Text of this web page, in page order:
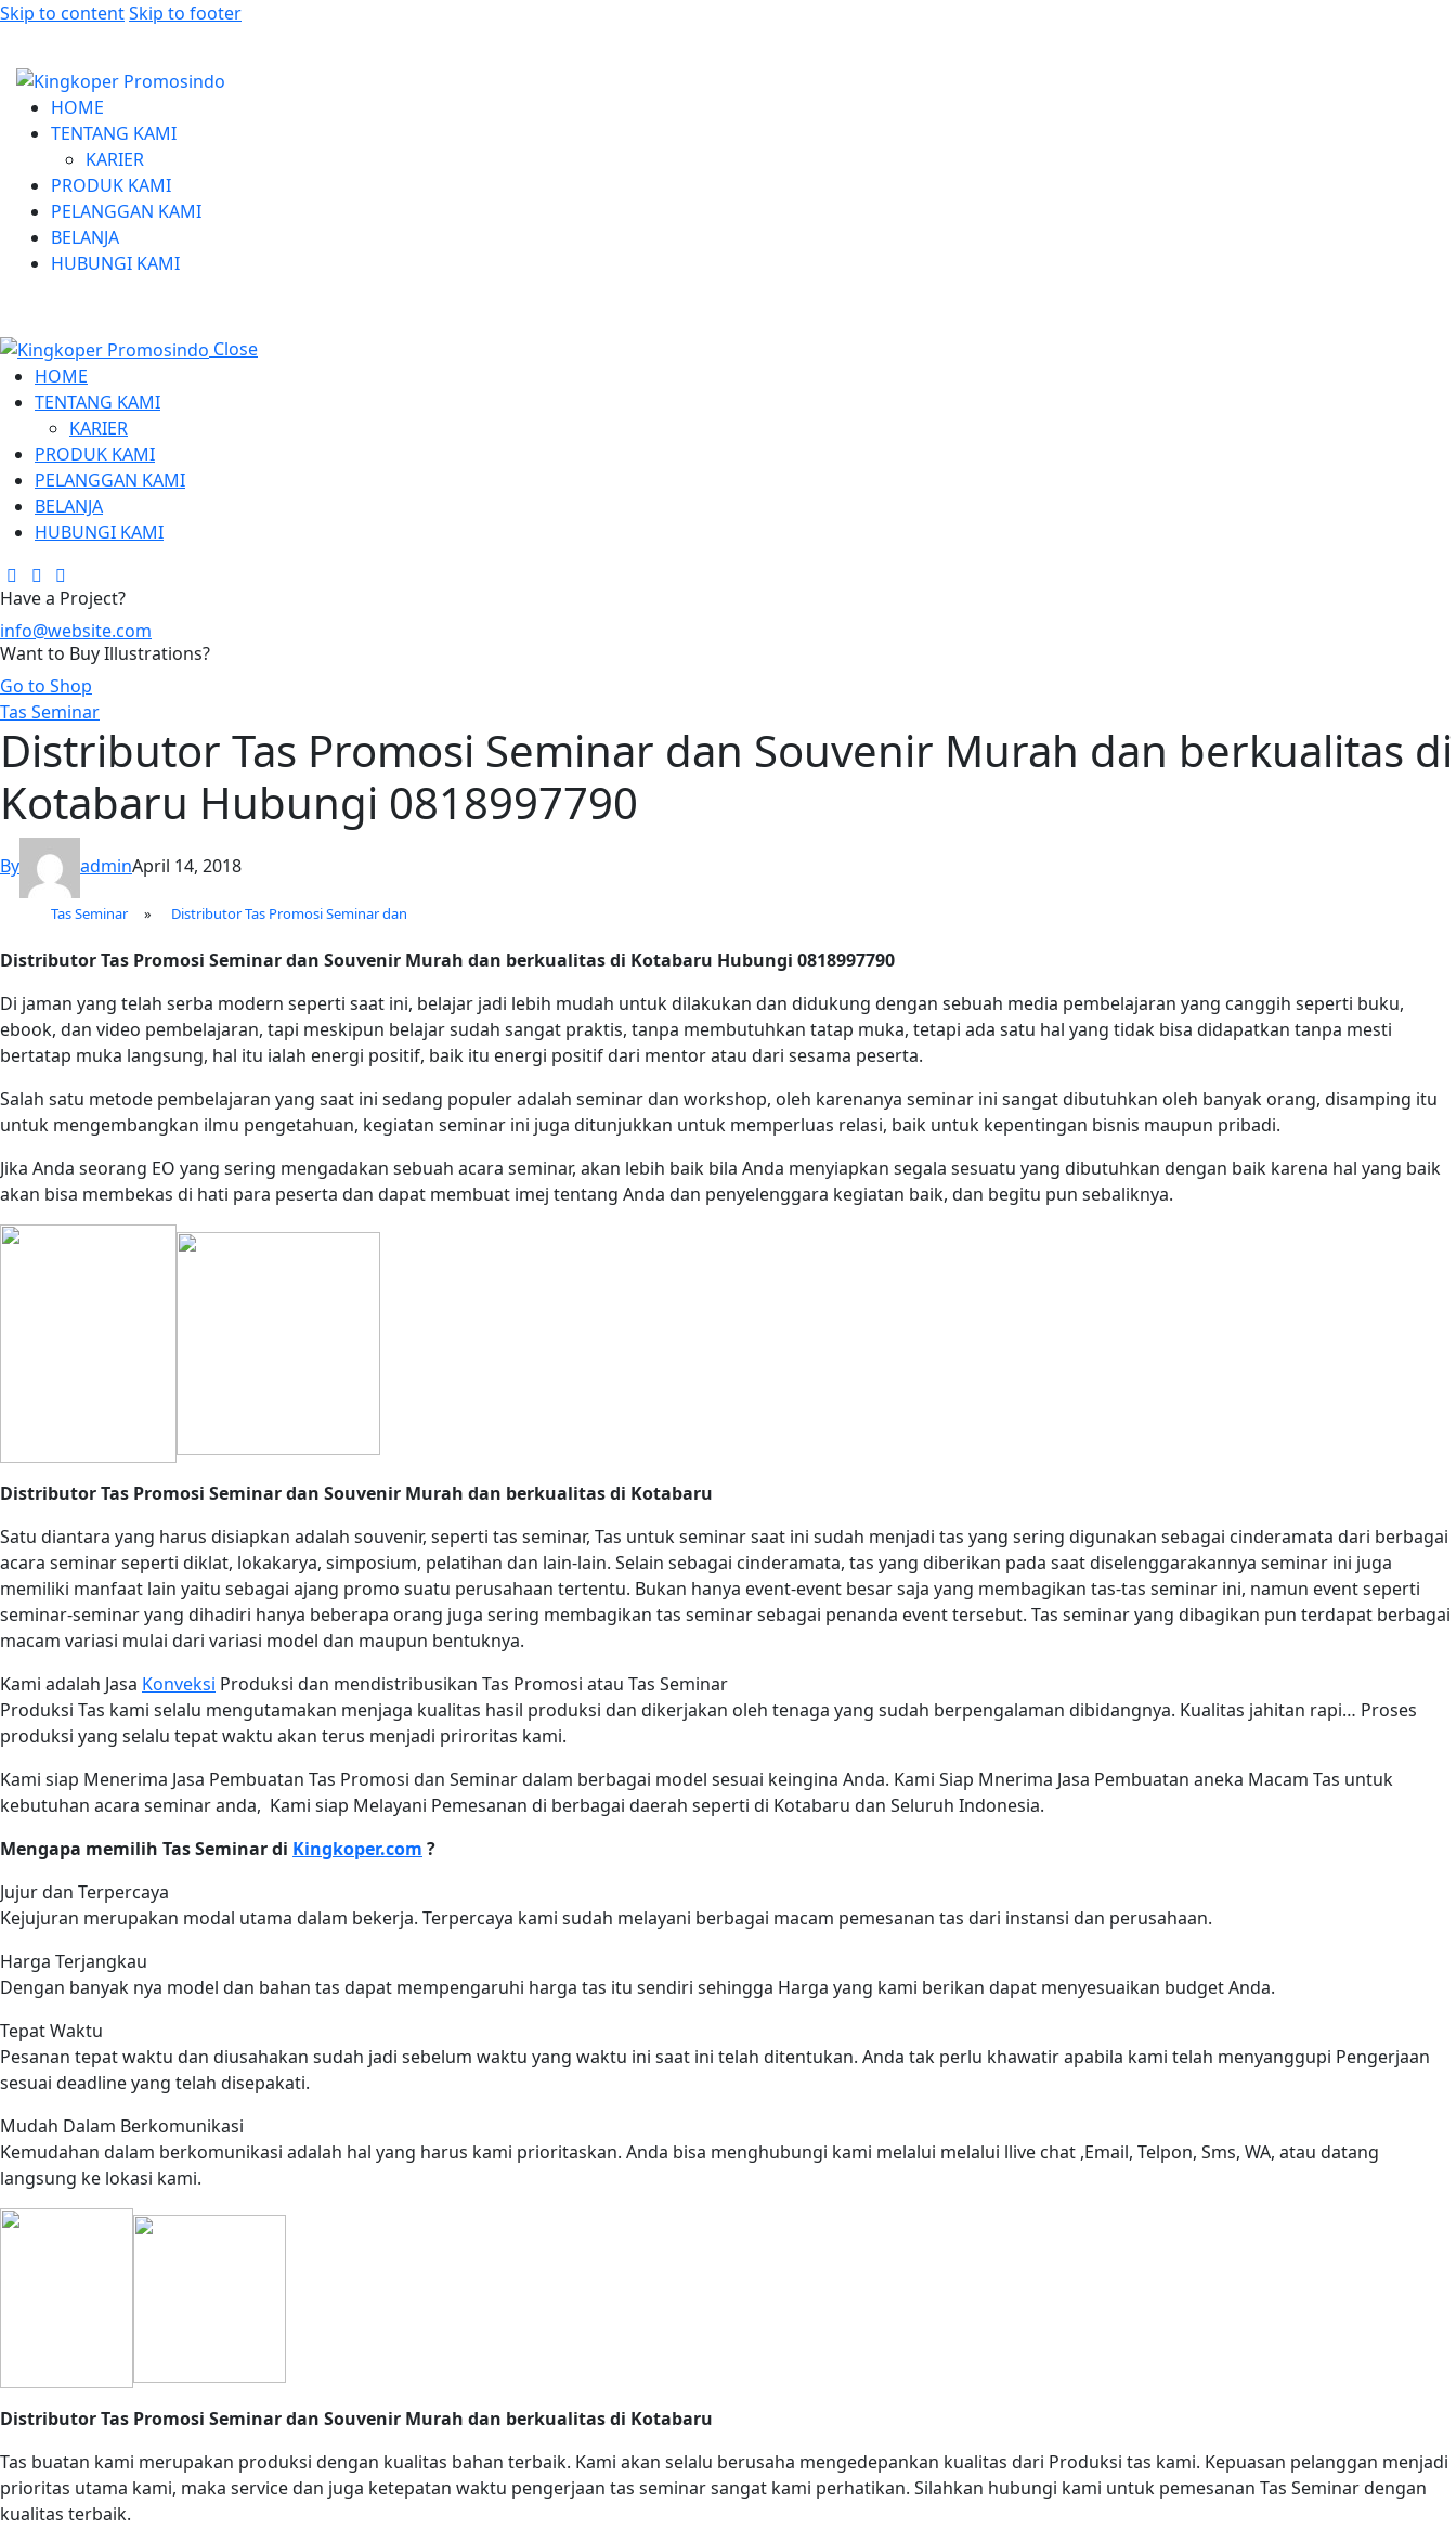
Skip to contentSkip to footer
HOME
TENTANG KAMI
KARIER
PRODUK KAMI
PELANGGAN KAMI
BELANJA
HUBUNGI KAMI
Close
HOME
TENTANG KAMI
KARIER
PRODUK KAMI
PELANGGAN KAMI
BELANJA
HUBUNGI KAMI
Have a Project?
info@website.com
Want to Buy Illustrations?
Go to Shop
Tas Seminar
Distributor Tas Promosi Seminar dan Souvenir Murah dan berkualitas di
Kotabaru Hubungi 0818997790
By adminApril 14, 2018
Tas Seminar » Distributor Tas Promosi Seminar dan
Distributor Tas Promosi Seminar dan Souvenir Murah dan berkualitas di Kotabaru Hubungi 0818997790
Di jaman yang telah serba modern seperti saat ini, belajar jadi lebih mudah untuk dilakukan dan didukung dengan sebuah media pembelajaran yang canggih seperti buku,
ebook, dan video pembelajaran, tapi meskipun belajar sudah sangat praktis, tanpa membutuhkan tatap muka, tetapi ada satu hal yang tidak bisa didapatkan tanpa mesti
bertatap muka langsung, hal itu ialah energi positif, baik itu energi positif dari mentor atau dari sesama peserta.
Salah satu metode pembelajaran yang saat ini sedang populer adalah seminar dan workshop, oleh karenanya seminar ini sangat dibutuhkan oleh banyak orang, disamping itu
untuk mengembangkan ilmu pengetahuan, kegiatan seminar ini juga ditunjukkan untuk memperluas relasi, baik untuk kepentingan bisnis maupun pribadi.
Jika Anda seorang EO yang sering mengadakan sebuah acara seminar, akan lebih baik bila Anda menyiapkan segala sesuatu yang dibutuhkan dengan baik karena hal yang baik
akan bisa membekas di hati para peserta dan dapat membuat imej tentang Anda dan penyelenggara kegiatan baik, dan begitu pun sebaliknya.
Distributor Tas Promosi Seminar dan Souvenir Murah dan berkualitas di Kotabaru
Satu diantara yang harus disiapkan adalah souvenir, seperti tas seminar, Tas untuk seminar saat ini sudah menjadi tas yang sering digunakan sebagai cinderamata dari berbagai
acara seminar seperti diklat, lokakarya, simposium, pelatihan dan lain-lain. Selain sebagai cinderamata, tas yang diberikan pada saat diselenggarakannya seminar ini juga
memiliki manfaat lain yaitu sebagai ajang promo suatu perusahaan tertentu. Bukan hanya event-event besar saja yang membagikan tas-tas seminar ini, namun event seperti
seminar-seminar yang dihadiri hanya beberapa orang juga sering membagikan tas seminar sebagai penanda event tersebut. Tas seminar yang dibagikan pun terdapat berbagai
macam variasi mulai dari variasi model dan maupun bentuknya.
Kami adalah Jasa Konveksi Produksi dan mendistribusikan Tas Promosi atau Tas Seminar
Produksi Tas kami selalu mengutamakan menjaga kualitas hasil produksi dan dikerjakan oleh tenaga yang sudah berpengalaman dibidangnya. Kualitas jahitan rapi… Proses
produksi yang selalu tepat waktu akan terus menjadi priroritas kami.
Kami siap Menerima Jasa Pembuatan Tas Promosi dan Seminar dalam berbagai model sesuai keingina Anda. Kami Siap Mnerima Jasa Pembuatan aneka Macam Tas untuk
kebutuhan acara seminar anda, Kami siap Melayani Pemesanan di berbagai daerah seperti di Kotabaru dan Seluruh Indonesia.
Mengapa memilih Tas Seminar di Kingkoper.com ?
Jujur dan Terpercaya
Kejujuran merupakan modal utama dalam bekerja. Terpercaya kami sudah melayani berbagai macam pemesanan tas dari instansi dan perusahaan.
Harga Terjangkau
Dengan banyak nya model dan bahan tas dapat mempengaruhi harga tas itu sendiri sehingga Harga yang kami berikan dapat menyesuaikan budget Anda.
Tepat Waktu
Pesanan tepat waktu dan diusahakan sudah jadi sebelum waktu yang waktu ini saat ini telah ditentukan. Anda tak perlu khawatir apabila kami telah menyanggupi Pengerjaan
sesuai deadline yang telah disepakati.
Mudah Dalam Berkomunikasi
Kemudahan dalam berkomunikasi adalah hal yang harus kami prioritaskan. Anda bisa menghubungi kami melalui melalui llive chat ,Email, Telpon, Sms, WA, atau datang
langsung ke lokasi kami.
Distributor Tas Promosi Seminar dan Souvenir Murah dan berkualitas di Kotabaru
Tas buatan kami merupakan produksi dengan kualitas bahan terbaik. Kami akan selalu berusaha mengedepankan kualitas dari Produksi tas kami. Kepuasan pelanggan menjadi
prioritas utama kami, maka service dan juga ketepatan waktu pengerjaan tas seminar sangat kami perhatikan. Silahkan hubungi kami untuk pemesanan Tas Seminar dengan
kualitas terbaik.